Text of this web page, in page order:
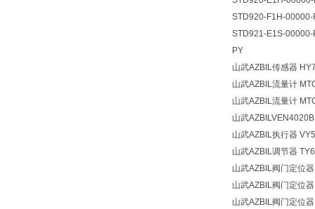
STD920-F1H-
STD921-E1S-
PY
山武AZBIL传感器
山武AZBIL流量计
山武AZBIL流量计
山武
山武AZBIL执行器
山武AZBIL调节器
山武AZBIL阀门定位
山武AZBIL阀门定位
山武AZBIL阀门定位